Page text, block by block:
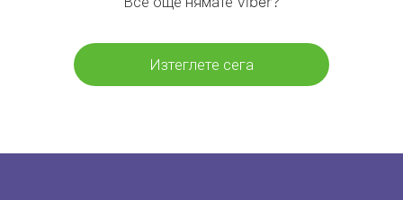
Изтеглете сега